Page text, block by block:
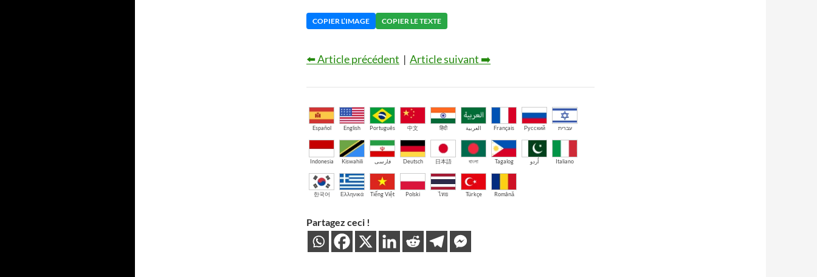
COPIER L’IMAGE COPIER LE TEXTE
⬅️ Article précédent | Article suivant ➡️
Español English Português 中文 हिंदी العربية Français Русский עברית
Indonesia Kiswahili فارسی Deutsch 日本語 বাংলা Tagalog اُردو Italiano
한국어 Ελληνικά Tiếng Việt Polski ไทย Türkçe Română
Partagez ceci !